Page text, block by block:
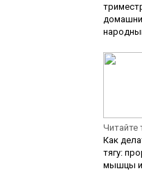
Читайте
Как
тягу:
мышцы и